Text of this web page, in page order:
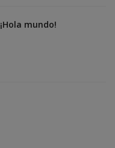
¡Hola mundo!